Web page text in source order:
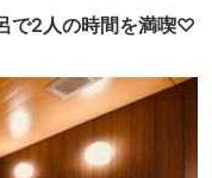
で2人の時間を満喫♡